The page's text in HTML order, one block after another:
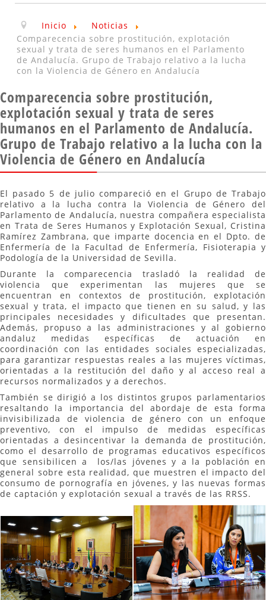
Inicio
Noticias
Comparecencia sobre prostitución, explotación
sexual y trata de seres humanos en el Parlamento
de Andalucía. Grupo de Trabajo relativo a la lucha
con la Violencia de Género en Andalucía
Comparecencia sobre prostitución,
explotación sexual y trata de seres
humanos en el Parlamento de Andalucía.
Grupo de Trabajo relativo a la lucha con la
Violencia de Género en Andalucía
El pasado 5 de julio compareció en el Grupo de Trabajo
relativo a la lucha contra la Violencia de Género del
Parlamento de Andalucía, nuestra compañera especialista
en Trata de Seres Humanos y Explotación Sexual, Cristina
Ramírez Zambrana, que imparte docencia en el Dpto. de
Enfermería de la Facultad de Enfermería, Fisioterapia y
Podología de la Universidad de Sevilla.
Durante la comparecencia trasladó la realidad de
violencia que experimentan las mujeres que se
encuentran en contextos de prostitución, explotación
sexual y trata, el impacto que tienen en su salud, y las
principales necesidades y dificultades que presentan.
Además, propuso a las administraciones y al gobierno
andaluz medidas específicas de actuación en
coordinación con las entidades sociales especializadas,
para garantizar respuestas reales a las mujeres víctimas,
orientadas a la restitución del daño y al acceso real a
recursos normalizados y a derechos.
También se dirigió a los distintos grupos parlamentarios
resaltando la importancia del abordaje de esta forma
invisibilizada de violencia de género con un enfoque
preventivo, con el impulso de medidas específicas
orientadas a desincentivar la demanda de prostitución,
como el desarrollo de programas educativos específicos
que sensibilicen a
los/las jóvenes y a la población en
general sobre esta realidad, que muestren el impacto del
consumo de pornografía en jóvenes, y las nuevas formas
de captación y explotación sexual a través de las RRSS.